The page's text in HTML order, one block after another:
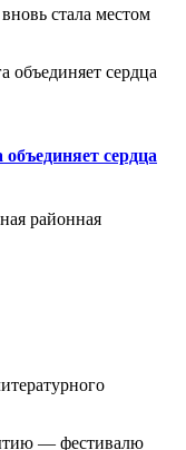
стала местом
сердца
районная